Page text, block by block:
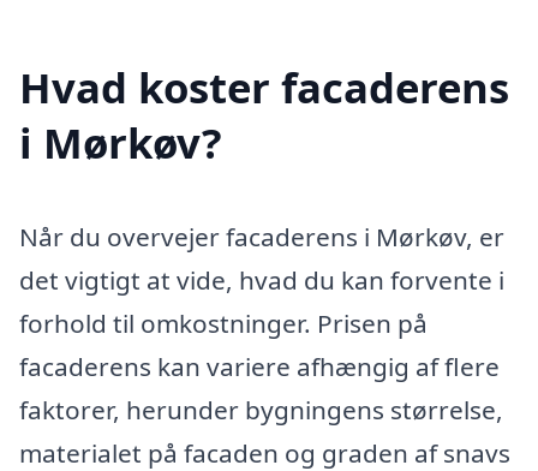
Hvad koster facaderens
i Mørkøv?
Når du overvejer facaderens i Mørkøv, er
det vigtigt at vide, hvad du kan forvente i
forhold til omkostninger. Prisen på
facaderens kan variere afhængig af flere
faktorer, herunder bygningens størrelse,
materialet på facaden og graden af snavs